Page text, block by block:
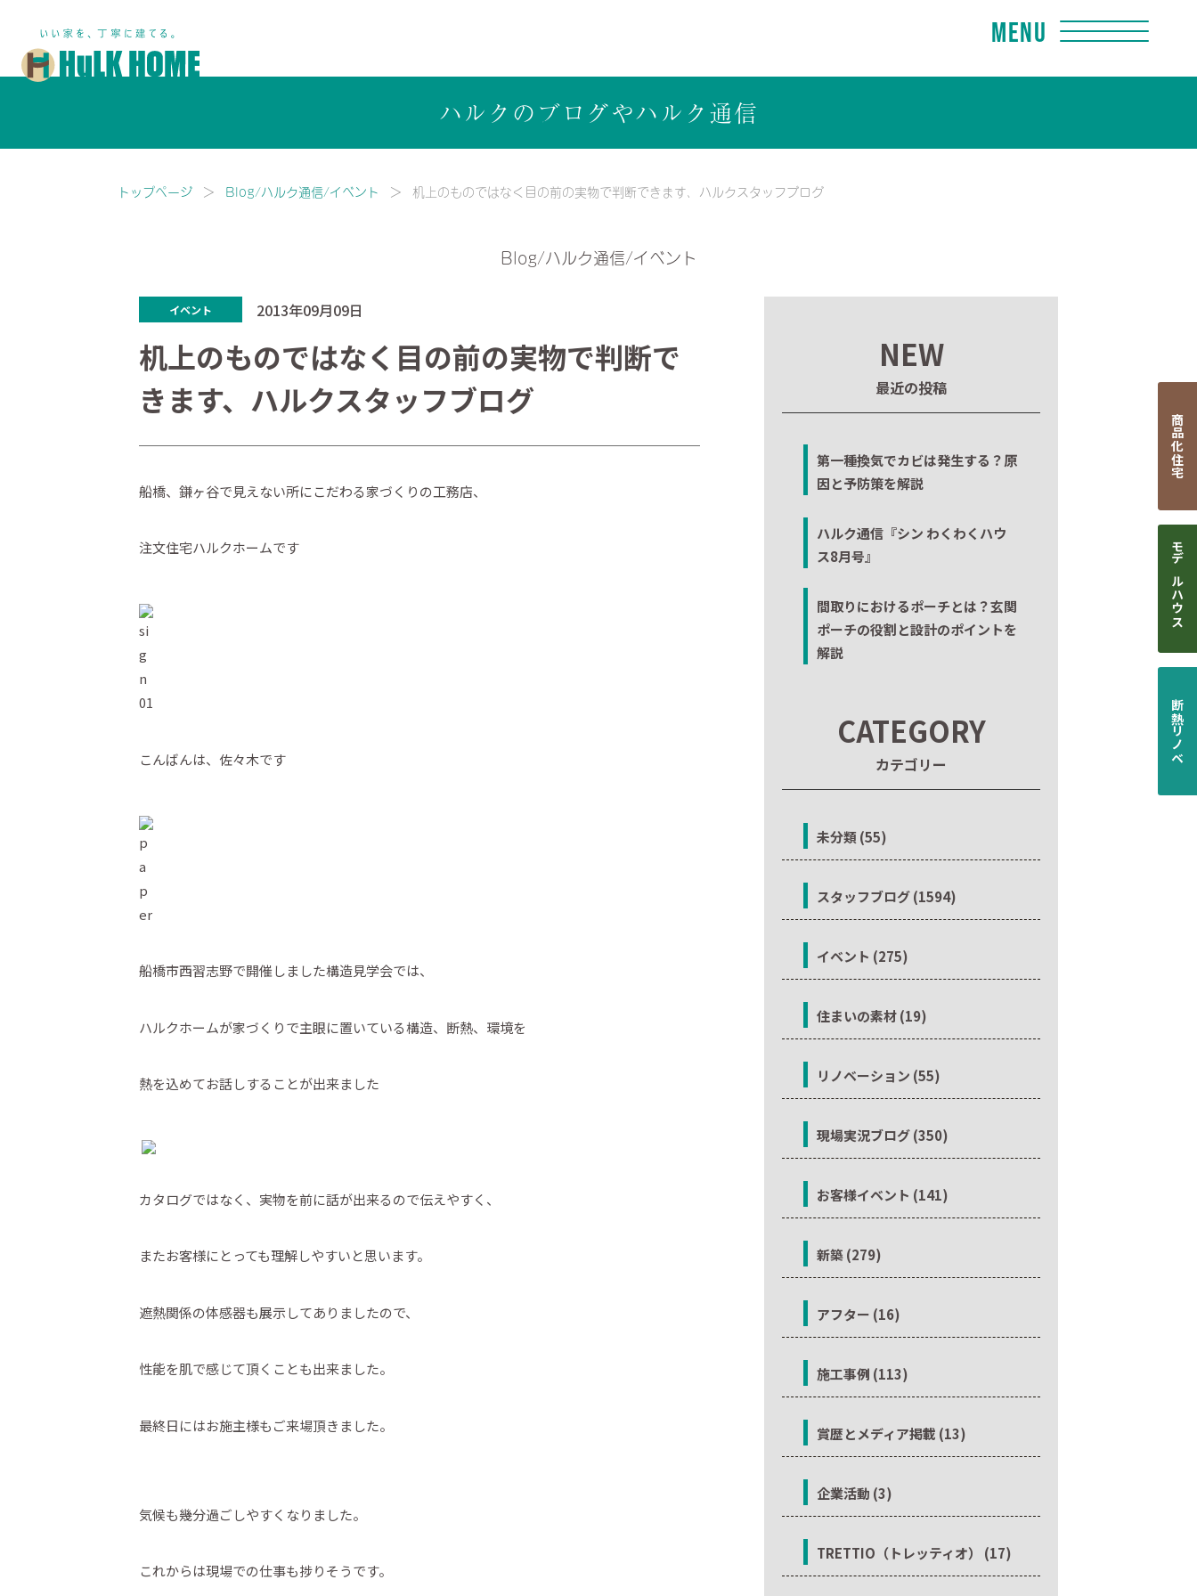
Menu
ハルクのブログやハルク通信
トップページ Blog/ハルク通信/イベント 机上のものではなく目の前の実物で判断できます、ハルクスタッフブログ
Blog/ハルク通信/イベント
イベント 2013年09月09日
机上のものではなく目の前の実物で判断で
きます、ハルクスタッフブログ
船橋、鎌ヶ谷で見えない所にこだわる家づくりの工務店、
注文住宅ハルクホームです
こんばんは、佐々木です
船橋市西習志野で開催しました構造見学会では、
ハルクホームが家づくりで主眼に置いている構造、断熱、環境を
熱を込めてお話しすることが出来ました
カタログではなく、実物を前に話が出来るので伝えやすく、
またお客様にとっても理解しやすいと思います。
遮熱関係の体感器も展示してありましたので、
性能を肌で感じて頂くことも出来ました。
最終日にはお施主様もご来場頂きました。
気候も幾分過ごしやすくなりました。
これからは現場での仕事も捗りそうです。
NEW
最近の投稿
第一種換気でカビは発生する？原
因と予防策を解説
ハルク通信『シン わくわくハウ
ス8月号』
間取りにおけるポーチとは？玄関
ポーチの役割と設計のポイントを
解説
CATEGORY
カテゴリー
未分類 (55)
スタッフブログ (1594)
イベント (275)
住まいの素材 (19)
リノベーション (55)
現場実況ブログ (350)
お客様イベント (141)
新築 (279)
アフター (16)
施工事例 (113)
賞歴とメディア掲載 (13)
企業活動 (3)
TRETTIO（トレッティオ） (17)
商品化住宅
モデルハウス
断熱リノベ